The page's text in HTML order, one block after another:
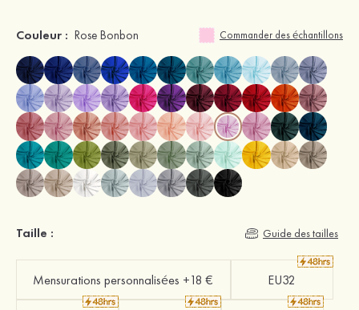
Couleur : Rose Bonbon Commander des échantillons
Taille : Guide des tailles
Mensurations personnalisées +18 € EU32